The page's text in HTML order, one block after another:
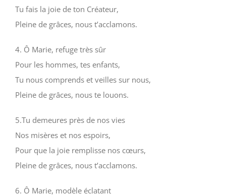
Tu fais la joie de ton Créateur,
Pleine de grâces, nous t’acclamons.
4. Ô Marie, refuge très sûr
Pour les hommes, tes enfants,
Tu nous comprends et veilles sur nous,
Pleine de grâces, nous te louons.
5.Tu demeures près de nos vies
Nos misères et nos espoirs,
Pour que la joie remplisse nos cœurs,
Pleine de grâces, nous t’acclamons.
6. Ô Marie, modèle éclatant